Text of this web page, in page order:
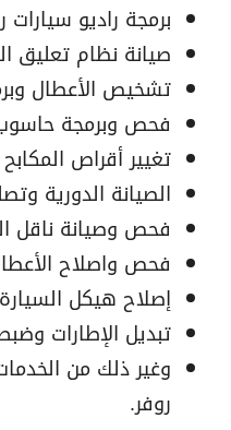
برمجة راديو سيارات
صيانة نظام تعليق
تشخيص الأعطال
فحص وبرمجة
تغيير أقراص
الصيانة الدورية
فحص وصيانة ناقل
فحص واصلاح
إصلاح هيكل
تبديل الإطارات وضبط
وغير ذلك من
روفر.